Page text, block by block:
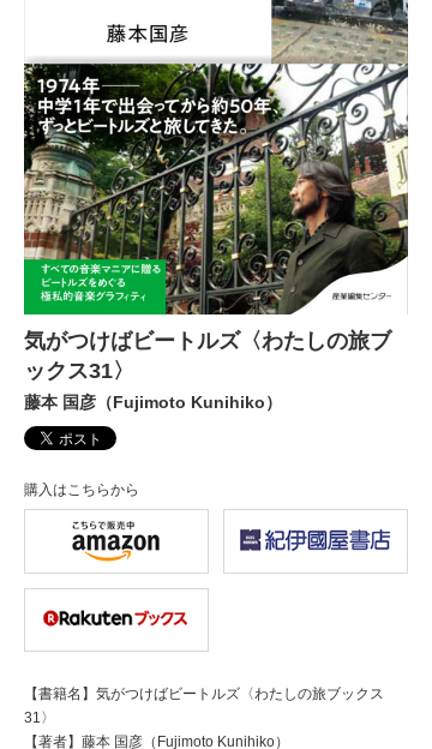
気がつけばビートルズ〈わたしの旅ブ
ックス31〉
藤本 国彦（Fujimoto Kunihiko）
購入はこちらから
【書籍名】気がつけばビートルズ〈わたしの旅ブックス
31〉
【著者】藤本 国彦（Fujimoto Kunihiko）